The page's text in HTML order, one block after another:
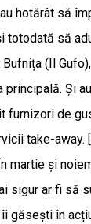
hotărât să
totodată să
Bufnița (Il
Și
furnizori de
take-away.
martie și
sigur ar fi să
găsești în